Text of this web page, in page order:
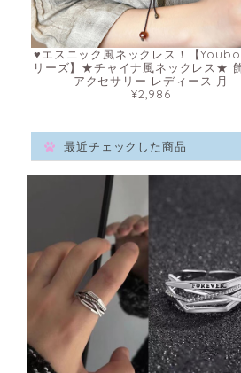
♥エスニック風ネックレス！【
リーズ】★チャイナ風ネックレス★
アクセサリー レディース 月
¥2,986
最近チェックした商品